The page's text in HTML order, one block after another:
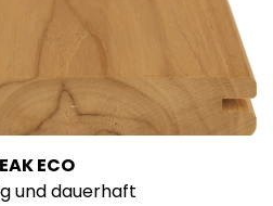
ECO
und dauerhaft